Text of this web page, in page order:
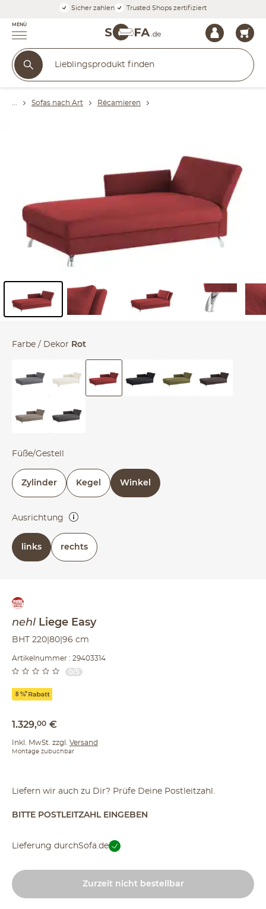
Sicher zahlen Trusted Shops zertifiziert
MENÜ
Sofas nach Art Récamieren
nehl Liege Easy
BHT 220|80|96 cm
Artikelnummer : 29403314
0/5
1.329,00 €
Inkl. MwSt. zzgl. Versand
Montage zubuchbar
Farbe / Dekor Rot
Füße/Gestell
Zylinder Kegel Winkel
Ausrichtung
rechts oder links (bezieht sich auf die Draufsicht)
links rechts
Liefern wir auch zu Dir? Prüfe Deine Postleitzahl.
BITTE POSTLEITZAHL EINGEBEN
Lieferung durchSofa.de
Zurzeit nicht bestellbar